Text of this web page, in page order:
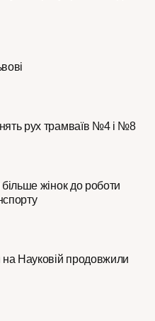
рух трамваїв №4 і №8
жінок до роботи
Науковій продовжили